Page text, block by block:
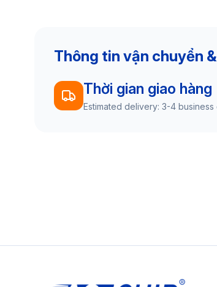
Thông tin vận chuyển
Thời gian giao hàng
Estimated delivery: 3-4 business